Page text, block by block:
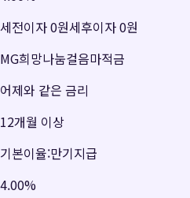
세전이자0원세후이자0원
MG희망나눔걸음마적금
어제와 같은 금리
12개월 이상
기본이율:만기지급
4.00%